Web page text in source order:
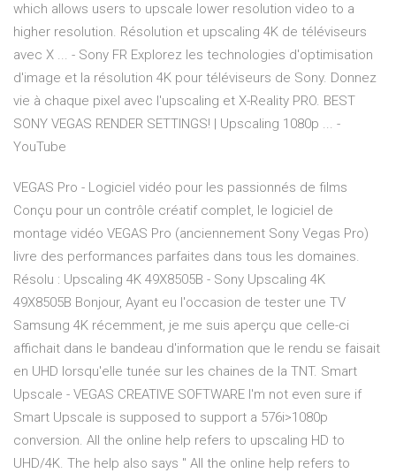
which allows users to upscale lower resolution video to a
higher resolution. Résolution et upscaling 4K de téléviseurs
avec X ... - Sony FR Explorez les technologies d'optimisation
d'image et la résolution 4K pour téléviseurs de Sony. Donnez
vie à chaque pixel avec l'upscaling et X-Reality PRO. BEST
SONY VEGAS RENDER SETTINGS! | Upscaling 1080p ... -
YouTube
VEGAS Pro - Logiciel vidéo pour les passionnés de films
Conçu pour un contrôle créatif complet, le logiciel de
montage vidéo VEGAS Pro (anciennement Sony Vegas Pro)
livre des performances parfaites dans tous les domaines.
Résolu : Upscaling 4K 49X8505B - Sony Upscaling 4K
49X8505B Bonjour, Ayant eu l'occasion de tester une TV
Samsung 4K récemment, je me suis aperçu que celle-ci
affichait dans le bandeau d'information que le rendu se faisait
en UHD lorsqu'elle tunée sur les chaines de la TNT. Smart
Upscale - VEGAS CREATIVE SOFTWARE I'm not even sure if
Smart Upscale is supposed to support a 576i>1080p
conversion. All the online help refers to upscaling HD to
UHD/4K. The help also says " All the online help refers to